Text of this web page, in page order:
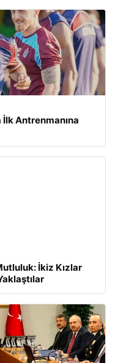
Antrenmanına
İkiz Kızlar